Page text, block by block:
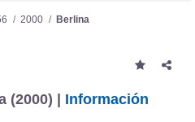
2000 Berlina
(2000) | Información